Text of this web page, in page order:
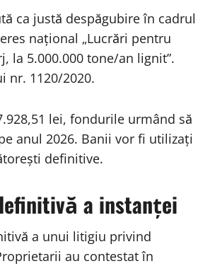
ca justă despăgubire în cadrul
național „Lucrări pentru
la 5.000.000 tone/an lignit”.
nr. 1120/2020.
lei, fondurile urmând să
anul 2026. Banii vor fi utilizați
definitive.
a instanței
a unui litigiu privind
au contestat în